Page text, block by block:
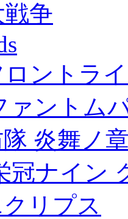
争
ロントラ
ァントム
炎舞ノ
冠ナイン
リプス